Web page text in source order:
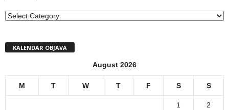
MENI
KALENDAR OBJAVA
August 2026
M T W T F S S
1 2